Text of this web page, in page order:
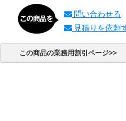
問い合わせる
見積りを依頼
この商品の業務用割引ページ>>